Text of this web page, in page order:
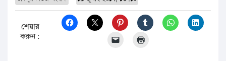
শেয়ার
করুন: